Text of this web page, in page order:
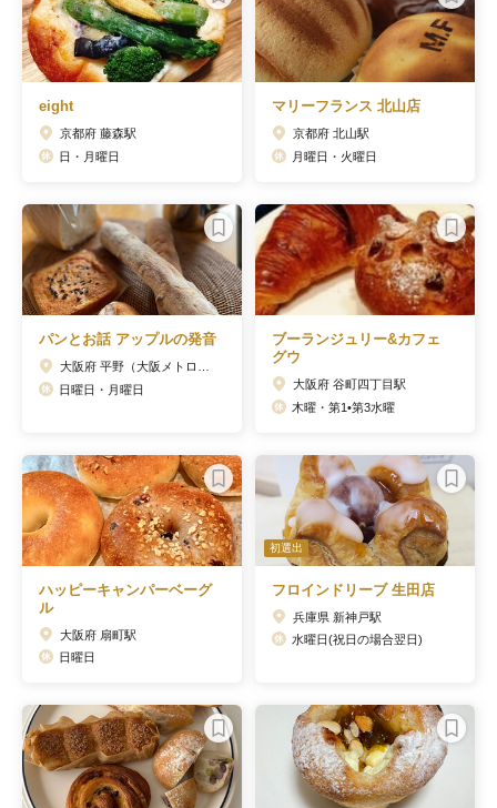
eight
京都府 藤森駅
日・月曜日
マリーフランス 北山店
京都府 北山駅
月曜日・火曜日
パンとお話 アップルの発音
日曜日・月曜日
ブーランジュリー&カフェ
グウ
大阪府 谷町四丁目駅
木曜・第1•第3水曜
ハッピーキャンパーベーグ
ル
大阪府 扇町駅
日曜日
初選出
フロインドリーブ 生田店
兵庫県 新神戸駅
水曜日(祝日の場合翌日)